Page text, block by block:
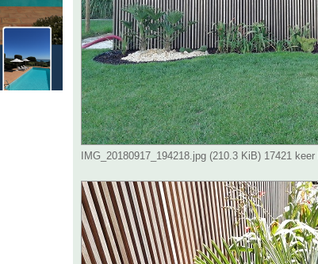
IMG_20180917_194218.jpg (210.3 KiB) 17421